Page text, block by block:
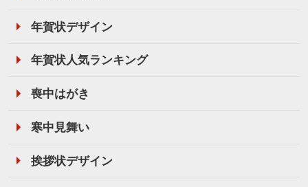
年賀状デザイン
年賀状人気ランキング
喪中はがき
寒中見舞い
挨拶状デザイン